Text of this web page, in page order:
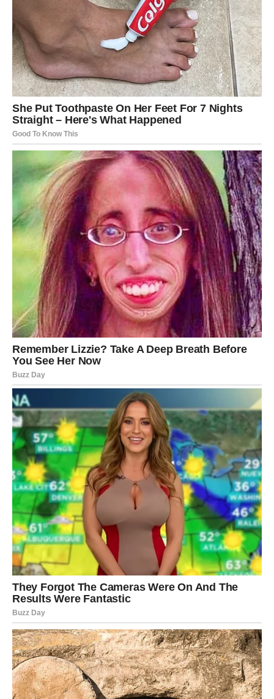
Ovo nije običan period i ovo nije običan susret sa
prošlošću. Zvijezde vam donose situaciju koja će vas
natjerati da mnogo iskrenije pogledate svoje emocije i
želje.
Bivša ljubav vam sprema nešto što niste očekivale, a vi
ćete uskoro shvatiti da sudbina ponekad vraća ljude onda
kada su konačno spremni da vole na pravi način.
Pred vama su dani puni važnih razgovora, velikih emocija
i trenutaka koji bi mogli potpuno promijeniti vaš pogled
na ljubav i budućnost.